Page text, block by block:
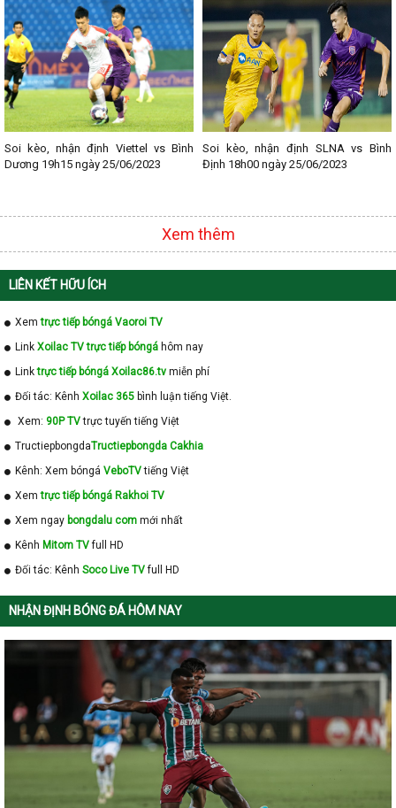
- Lịch thi đấu V - League
- Lịch thi đấu Cup C1
Soi kèo, nhận định Viettel vs Bình
Dương 19h15 ngày 25/06/2023
Soi kèo, nhận định SLNA vs Bình
Định 18h00 ngày 25/06/2023
Xem thêm
LIÊN KẾT HỮU ÍCH
Xemtrực tiếp bóngá Vaoroi TV
Link Xoilac TV trực tiếp bóngá hôm nay
Linktrực tiếp bóngá Xoilac86.tv miễn phí
Đối tác: Kênh Xoilac 365 bình luận tiếng Việt.
Xem: 90P TVtrực tuyến tiếng Việt
TructiepbongdaTructiepbongda Cakhia
Kênh: Xem bóngá VeboTVtiếng Việt
Xemtrực tiếp bóngá Rakhoi TV
Xem ngay bongdalu com mới nhất
Kênh Mitom TVfull HD
Đối tác: Kênh Soco Live TVfull HD
NHẬN ĐỊNH BÓNG ĐÁ HÔM NAY